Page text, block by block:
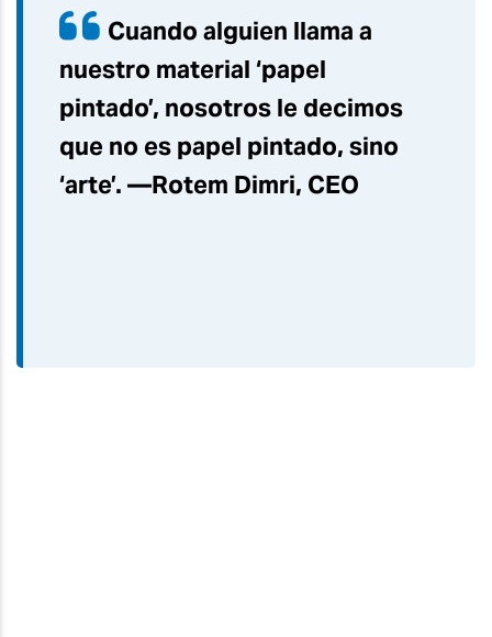
Cuando alguien llama a
nuestro material ‘papel
pintado’, nosotros le decimos
que no es papel pintado, sino
‘arte’. —Rotem Dimri, CEO